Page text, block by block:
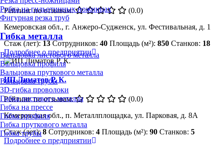
Рубка на гильотинных ножницах
Фигурная резка труб
Гибка металла
Вальцовка листового металла
Вальцовка профиля
Вальцовка пруткового металла
Вальцовка трубы
3D-гибка проволоки
Гибка листового металла
Гибка на прессе
Гибка профиля
Гибка пруткового металла
Гибка трубы
Рейтинг по отзывам:
(0.0)
Кемеровская обл., г. Анжеро-Судженск, ул. Фестивальная, д. 1
Стаж (лет): 13 Сотрудников: 40 Площадь (м²): 850 Станков: 18
Подробнее о предприятии
ИП Лиматов Р. К.
Рейтинг по отзывам:
(0.0)
Кемеровская обл., п. Металлплощадка, ул. Парковая, д. 8А
Стаж (лет):8 Сотрудников: 4 Площадь (м²): 90 Станков: 5
Подробнее о предприятии